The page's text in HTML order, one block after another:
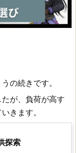
の続きです。
が、負荷が高す
きます。
探索